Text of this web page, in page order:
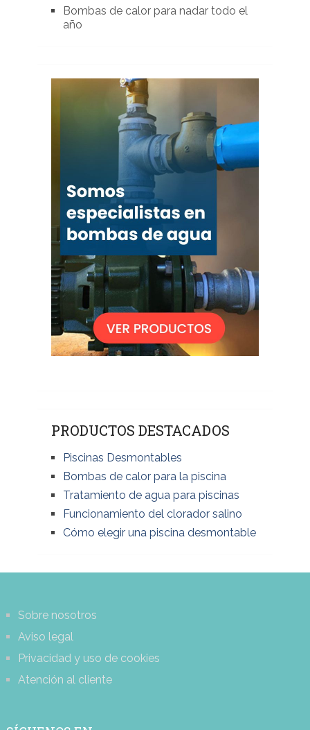
Bombas de calor para nadar todo el
año
PRODUCTOS DESTACADOS
Piscinas Desmontables
Bombas de calor para la piscina
Tratamiento de agua para piscinas
Funcionamiento del clorador salino
Cómo elegir una piscina desmontable
Sobre nosotros
Aviso legal
Privacidad y uso de cookies
Atención al cliente